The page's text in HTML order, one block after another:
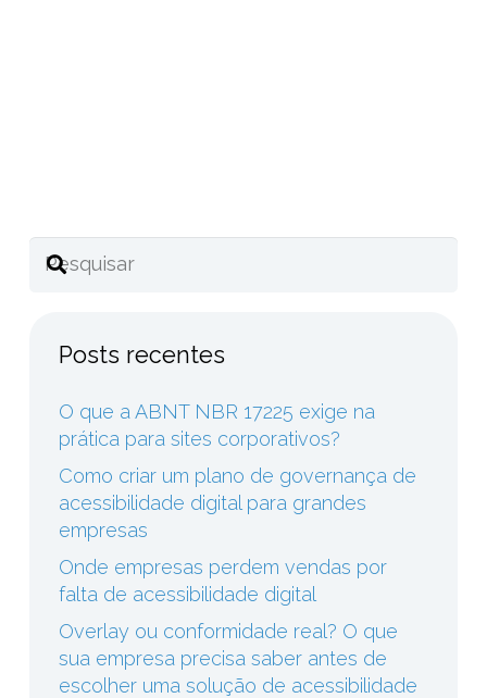
Posts recentes
O que a ABNT NBR 17225 exige na
prática para sites corporativos?
Como criar um plano de governança de
acessibilidade digital para grandes
empresas
Onde empresas perdem vendas por
falta de acessibilidade digital
Overlay ou conformidade real? O que
sua empresa precisa saber antes de
escolher uma solução de acessibilidade